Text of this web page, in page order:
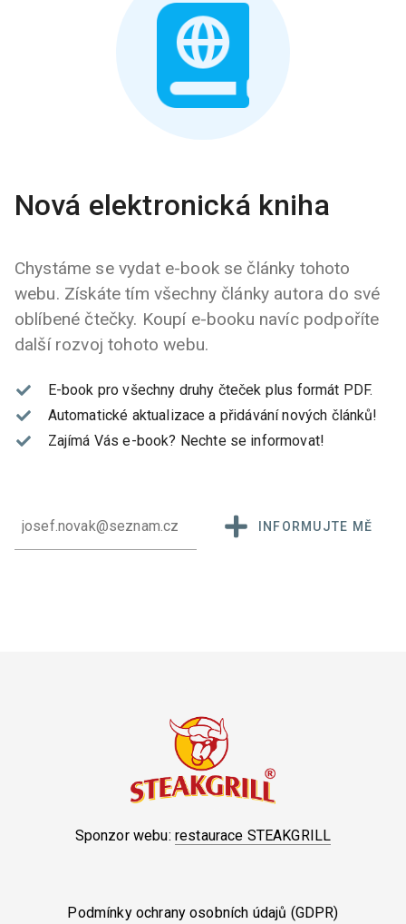
Nová elektronická kniha
Chystáme se vydat e-book se články tohoto
webu. Získáte tím všechny články autora do své
oblíbené čtečky. Koupí e-booku navíc podpoříte
další rozvoj tohoto webu.
E-book pro všechny druhy čteček plus formát PDF.
Automatické aktualizace a přidávání nových článků!
Zajímá Vás e-book? Nechte se informovat!
INFORMUJTE MĚ
Sponzor webu: restaurace STEAKGRILL
Podmínky ochrany osobních údajů (GDPR)